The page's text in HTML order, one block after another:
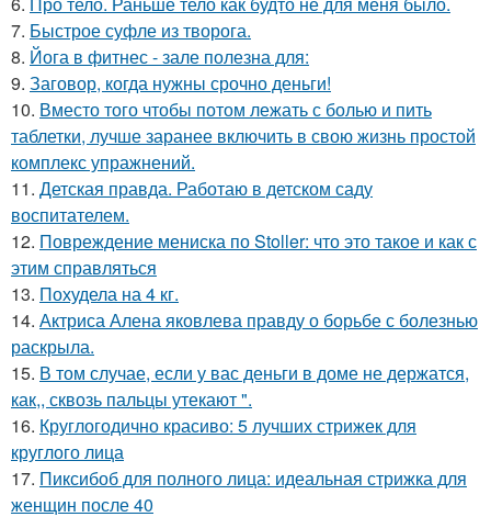
7. Быстрое суфле из творога.
8. Йога в фитнес - зале полезна для:
9. Заговор, когда нужны срочно деньги!
10. Вместо того чтобы потом лежать с болью и пить
таблетки, лучше заранее включить в свою жизнь простой
комплекс упражнений.
11. Детская правда. Работаю в детском саду
воспитателем.
12. Повреждение мениска по Stoller: что это такое и как с
этим справляться
13. Похудела на 4 кг.
14. Актриса Алена яковлева правду о борьбе с болезнью
раскрыла.
15. В том случае, если у вас деньги в доме не держатся,
как,, сквозь пальцы утекают ".
16. Круглогодично красиво: 5 лучших стрижек для
круглого лица
17. Пиксибоб для полного лица: идеальная стрижка для
женщин после 40